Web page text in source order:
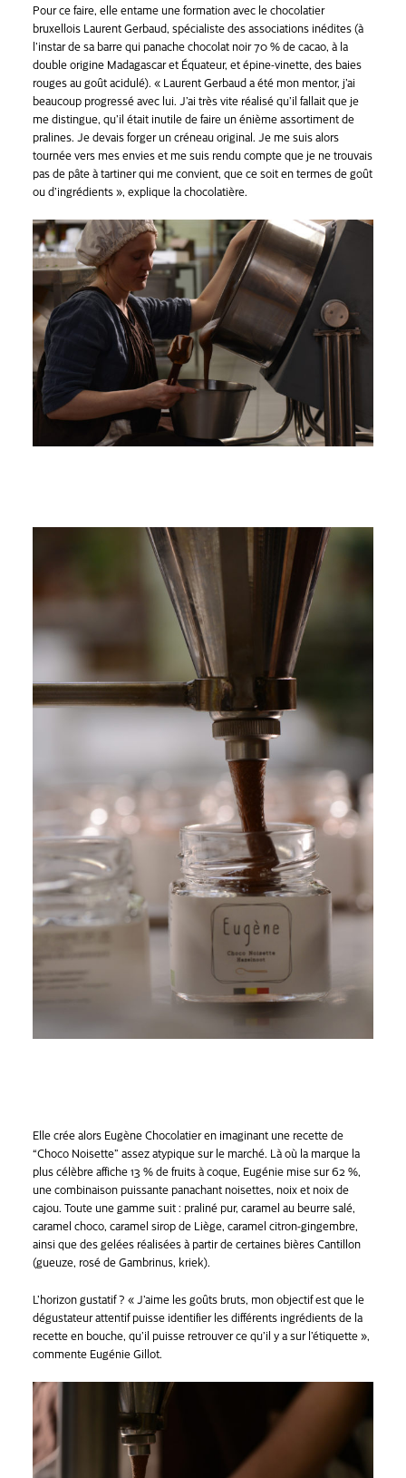
Pour ce faire, elle entame une formation avec le chocolatier
bruxellois Laurent Gerbaud, spécialiste des associations inédites (à
l’instar de sa barre qui panache chocolat noir 70 % de cacao, à la
double origine Madagascar et Équateur, et épine-vinette, des baies
rouges au goût acidulé). « Laurent Gerbaud a été mon mentor, j’ai
beaucoup progressé avec lui. J’ai très vite réalisé qu’il fallait que je
me distingue, qu’il était inutile de faire un énième assortiment de
pralines. Je devais forger un créneau original. Je me suis alors
tournée vers mes envies et me suis rendu compte que je ne trouvais
pas de pâte à tartiner qui me convient, que ce soit en termes de goût
ou d’ingrédients », explique la chocolatière.
Elle crée alors Eugène Chocolatier en imaginant une recette de
“Choco Noisette” assez atypique sur le marché. Là où la marque la
plus célèbre affiche 13 % de fruits à coque, Eugénie mise sur 62 %,
une combinaison puissante panachant noisettes, noix et noix de
cajou. Toute une gamme suit : praliné pur, caramel au beurre salé,
caramel choco, caramel sirop de Liège, caramel citron-gingembre,
ainsi que des gelées réalisées à partir de certaines bières Cantillon
(gueuze, rosé de Gambrinus, kriek).
L’horizon gustatif ? « J’aime les goûts bruts, mon objectif est que le
dégustateur attentif puisse identifier les différents ingrédients de la
recette en bouche, qu’il puisse retrouver ce qu’il y a sur l’étiquette »,
commente Eugénie Gillot.